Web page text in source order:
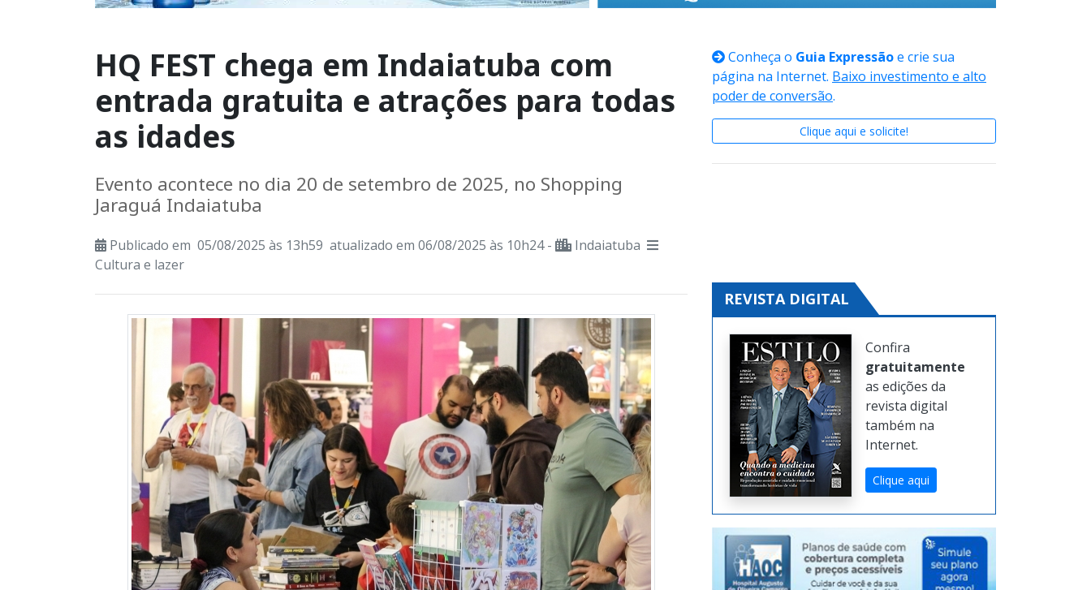
HQ FEST chega em Indaiatuba com
entrada gratuita e atrações para todas
as idades
Evento acontece no dia 20 de setembro de 2025, no Shopping
Jaraguá Indaiatuba
Publicado em 05/08/2025 às 13h59 atualizado em 06/08/2025 às 10h24 -
Indaiatuba
Cultura e lazer
Conheça o Guia Expressãoe crie sua
página na Internet. Baixo investimento e alto
poder de conversão.
Clique aqui e solicite!
REVISTA DIGITAL
Confira
gratuitamente
as edições da
revista digital
também na
Internet.
Clique aqui